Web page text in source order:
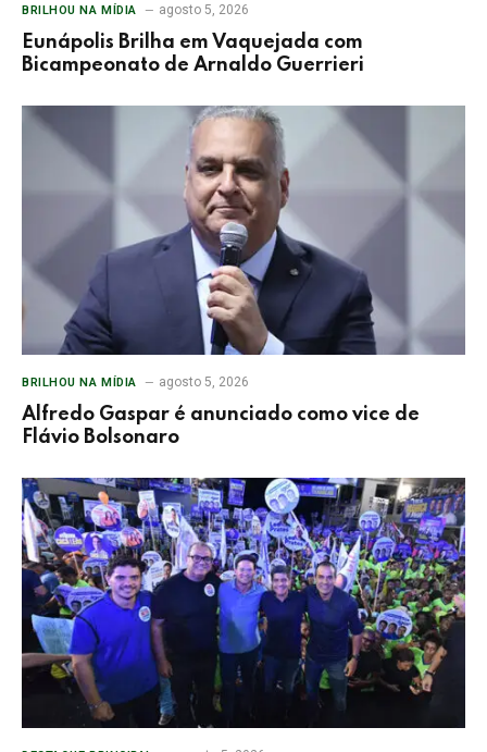
BRILHOU NA MÍDIA agosto 5, 2026
Eunápolis Brilha em Vaquejada com
Bicampeonato de Arnaldo Guerrieri
BRILHOU NA MÍDIA agosto 5, 2026
Alfredo Gaspar é anunciado como vice de
Flávio Bolsonaro